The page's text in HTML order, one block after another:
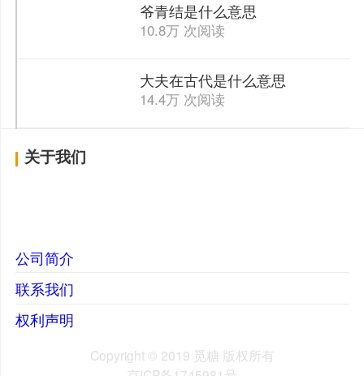
爷青结是什么意思
10.8万 次阅读
大夫在古代是什么意思
14.4万 次阅读
关于我们
公司简介
联系我们
权利声明
Copyright © 2019 觅糖 版权所有